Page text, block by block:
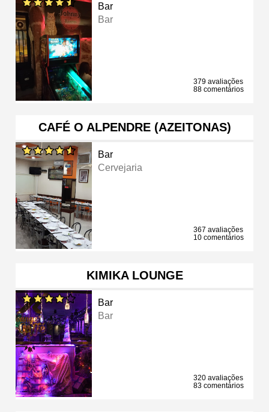
Bar
Bar
379 avaliações
88 comentários
CAFÉ O ALPENDRE (AZEITONAS)
Bar
Cervejaria
367 avaliações
10 comentários
KIMIKA LOUNGE
Bar
Bar
320 avaliações
83 comentários